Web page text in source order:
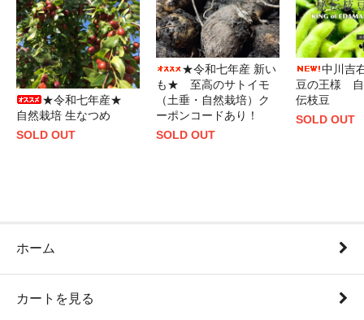
★令和七年産★
自然栽培 生なつめ
SOLD OUT
★令和七年産 新い
も★ 至高のサトイモ
（土垂・自然栽培）ク
ーポンコードあり！
SOLD OUT
中川吉
豆の王様 自
伝枝豆
SOLD OUT
ホーム
カートを見る